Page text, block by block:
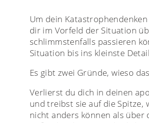
Um dein
dir im Vorfeld der Situation
schlimmstenfalls passieren
Situation bis ins kleinste
Es gibt zwei Gründe, wieso
Verlierst du dich in deinen
und treibst sie auf die Spitze,
nicht anders können als über